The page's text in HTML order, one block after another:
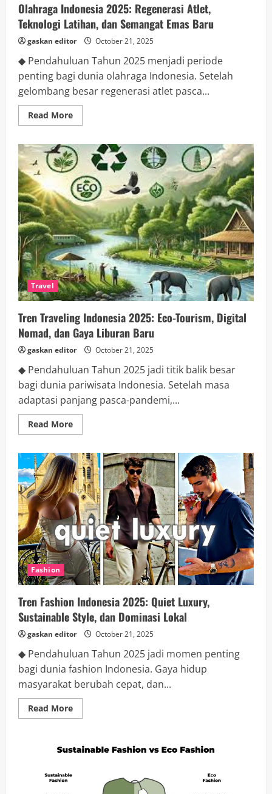
Olahraga Indonesia 2025: Regenerasi Atlet,
Teknologi Latihan, dan Semangat Emas Baru
gaskan editor October 21, 2025
◆ Pendahuluan Tahun 2025 menjadi periode
penting bagi dunia olahraga Indonesia. Setelah
gelombang besar regenerasi atlet pasca...
Read MoreRead
more
Indonesia
2025:
Regenerasi
Atlet,
Teknologi
Latihan,
dan
Semangat
Emas
Baru
Travel
Tren Traveling Indonesia 2025: Eco-Tourism, Digital
Nomad, dan Gaya Liburan Baru
gaskan editor October 21, 2025
◆ Pendahuluan Tahun 2025 jadi titik balik besar
bagi dunia pariwisata Indonesia. Setelah masa
adaptasi panjang pasca-pandemi,...
Read MoreRead
more
Traveling
Indonesia
2025:
Eco-
Tourism,
Digital
Nomad,
dan
Gaya
Liburan
Baru
Fashion
Tren Fashion Indonesia 2025: Quiet Luxury,
Sustainable Style, dan Dominasi Lokal
gaskan editor October 21, 2025
◆ Pendahuluan Tahun 2025 jadi momen penting
bagi dunia fashion Indonesia. Gaya hidup
masyarakat berubah cepat, dan...
Read MoreRead
more
Indonesia
Sustainable